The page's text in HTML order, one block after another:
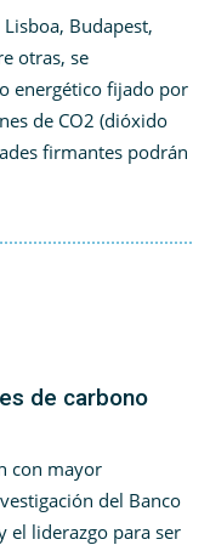
Budapest,
otras, se
energético fijado por
de CO2 (dióxido
firmantes podrán
de carbono
con mayor
del Banco
el liderazgo para ser